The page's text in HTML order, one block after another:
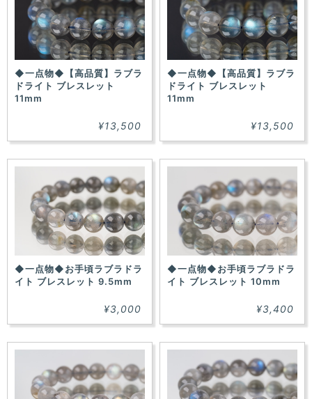
◆一点物◆【高品質】ラブラ
ドライト ブレスレット
11mm
¥13,500
◆一点物◆【高品質】ラブラ
ドライト ブレスレット
11mm
¥13,500
◆一点物◆お手頃ラブラドラ
イト ブレスレット 9.5mm
¥3,000
◆一点物◆お手頃ラブラドラ
イト ブレスレット 10mm
¥3,400